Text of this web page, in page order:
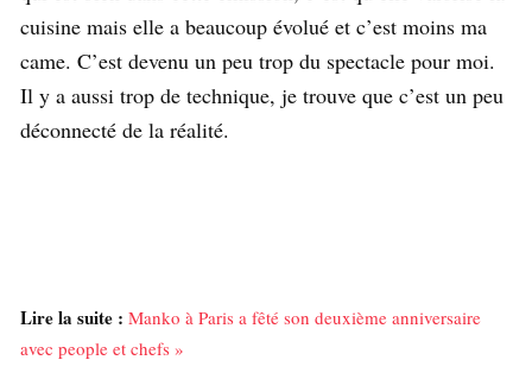
cuisine mais elle a beaucoup évolué et c’est moins ma
came. C’est devenu un peu trop du spectacle pour moi.
Il y a aussi trop de technique, je trouve que c’est un peu
déconnecté de la réalité.
Lire la suite : Manko à Paris a fêté son deuxième anniversaire
avec people et chefs »